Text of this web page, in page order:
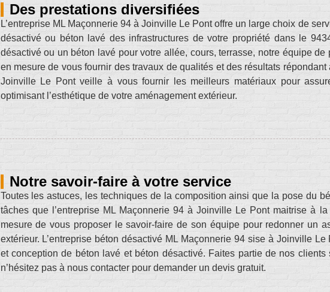
Des prestations diversifiées
L’entreprise ML Maçonnerie 94 à Joinville Le Pont offre un large choix de
désactivé ou béton lavé des infrastructures de votre propriété dans le
désactivé ou un béton lavé pour votre allée, cours, terrasse, notre équipe
en mesure de vous fournir des travaux de qualités et des résultats
Joinville Le Pont veille à vous fournir les meilleurs matériaux pour
optimisant l’esthétique de votre aménagement extérieur.
Notre savoir-faire à votre service
Toutes les astuces, les techniques de la composition ainsi que la pose du
tâches que l’entreprise ML Maçonnerie 94 à Joinville Le Pont maitrise à
mesure de vous proposer le savoir-faire de son équipe pour redonner un
extérieur. L’entreprise béton désactivé ML Maçonnerie 94 sise à Joinville
et conception de béton lavé et béton désactivé. Faites partie de nos
n’hésitez pas à nous contacter pour demander un devis gratuit.